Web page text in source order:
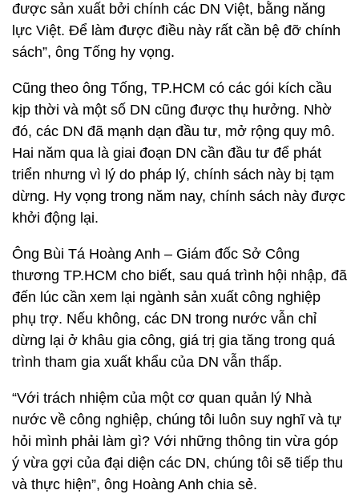
được sản xuất bởi chính các DN Việt, bằng năng
lực Việt. Để làm được điều này rất cần bệ đỡ chính
sách”, ông Tống hy vọng.
Cũng theo ông Tống, TP.HCM có các gói kích cầu
kịp thời và một số DN cũng được thụ hưởng. Nhờ
đó, các DN đã mạnh dạn đầu tư, mở rộng quy mô.
Hai năm qua là giai đoạn DN cần đầu tư để phát
triển nhưng vì lý do pháp lý, chính sách này bị tạm
dừng. Hy vọng trong năm nay, chính sách này được
khởi động lại.
Ông Bùi Tá Hoàng Anh – Giám đốc Sở Công
thương TP.HCM cho biết, sau quá trình hội nhập, đã
đến lúc cần xem lại ngành sản xuất công nghiệp
phụ trợ. Nếu không, các DN trong nước vẫn chỉ
dừng lại ở khâu gia công, giá trị gia tăng trong quá
trình tham gia xuất khẩu của DN vẫn thấp.
“Với trách nhiệm của một cơ quan quản lý Nhà
nước về công nghiệp, chúng tôi luôn suy nghĩ và tự
hỏi mình phải làm gì? Với những thông tin vừa góp
ý vừa gợi của đại diện các DN, chúng tôi sẽ tiếp thu
và thực hiện”, ông Hoàng Anh chia sẻ.